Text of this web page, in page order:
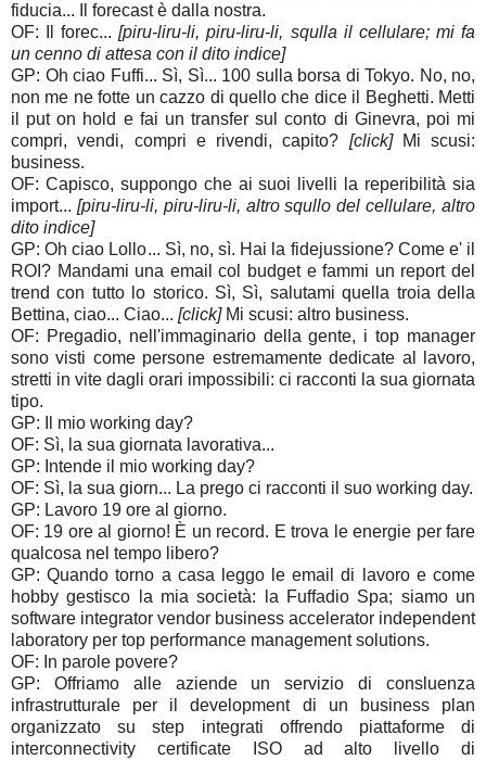
fiducia... Il forecast è dalla nostra.
OF: Il forec...[piru-liru-li, piru-liru-li, squlla il cellulare; mi fa
un cenno di attesa con il dito indice]
GP: Oh ciao Fuffi... Sì, Sì... 100 sulla borsa di Tokyo. No, no,
non me ne fotte un cazzo di quello che dice il Beghetti. Metti
il put on hold e fai un transfer sul conto di Ginevra, poi mi
compri, vendi, compri e rivendi, capito? [click]Mi scusi:
business.
OF: Capisco, suppongo che ai suoi livelli la reperibilità sia
import... [piru-liru-li, piru-liru-li, altro squllo del cellulare, altro
dito indice]
GP: Oh ciao Lollo... Sì, no, sì. Hai la fidejussione? Come e' il
ROI? Mandami una email col budget e fammi un report del
trend con tutto lo storico. Sì, Sì, salutami quella troia della
Bettina, ciao... Ciao... [click]Mi scusi: altro business.
OF: Pregadio, nell'immaginario della gente, i top manager
sono visti come persone estremamente dedicate al lavoro,
stretti in vite dagli orari impossibili: ci racconti la sua giornata
tipo.
GP: Il mio working day?
OF: Sì, la sua giornata lavorativa...
GP: Intende il mio working day?
OF: Sì, la sua giorn... La prego ci racconti il suo working day.
GP: Lavoro 19 ore al giorno.
OF: 19 ore al giorno! È un record. E trova le energie per fare
qualcosa nel tempo libero?
GP: Quando torno a casa leggo le email di lavoro e come
hobby gestisco la mia società: la Fuffadio Spa; siamo un
software integrator vendor business accelerator independent
laboratory per top performance management solutions.
OF: In parole povere?
GP: Offriamo alle aziende un servizio di consluenza
infrastrutturale per il development di un business plan
organizzato su step integrati offrendo piattaforme di
interconnectivity certificate ISO ad alto livello di